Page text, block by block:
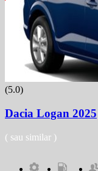
(5.0)
Dacia Logan 2025
( sau similar )